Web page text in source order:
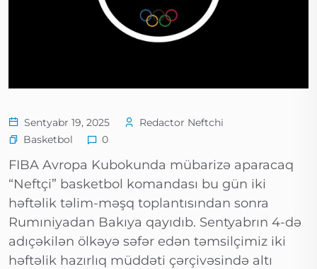
Sentyabr 19, 2025
Redactor Neftchi
Basketbol
0
FIBA Avropa Kubokunda mübarizə aparacaq
“Neftçi” basketbol komandası bu gün iki
həftəlik təlim-məşq toplantısından sonra
Rumıniyadan Bakıya qayıdıb. Sentyabrın 4-də
adıçəkilən ölkəyə səfər edən təmsilçimiz iki
həftəlik hazırlıq müddəti çərçivəsində altı